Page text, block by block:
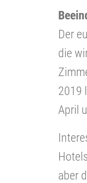
Der
die
2019
April
aber